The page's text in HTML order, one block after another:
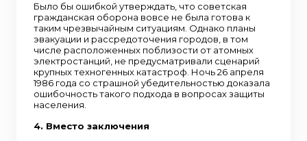
Было бы ошибкой утверждать, что советская
гражданская оборона вовсе не была готова к
таким чрезвычайным ситуациям. Однако планы
эвакуации и рассредоточения городов, в том
числе расположенных поблизости от атомных
электростанций, не предусматривали сценарий
крупных техногенных катастроф. Ночь 26 апреля
1986 года со страшной убедительностью доказала
ошибочность такого подхода в вопросах защиты
населения.
4. Вместо заключения